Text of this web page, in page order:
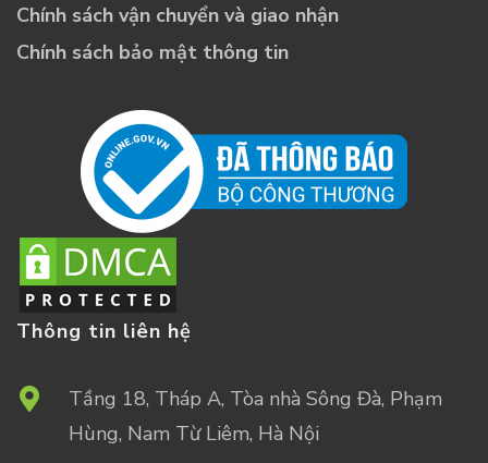
Chính sách vận chuyển và giao nhận
Chính sách bảo mật thông tin
Thông tin liên hệ
Tầng 18, Tháp A, Tòa nhà Sông Đà, Phạm
Hùng, Nam Từ Liêm, Hà Nội